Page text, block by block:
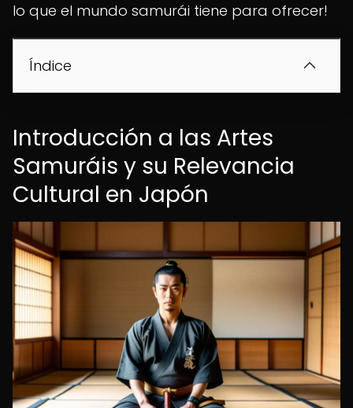
lo que el mundo samurái tiene para ofrecer!
Índice
Introducción a las Artes
Samuráis y su Relevancia
Cultural en Japón